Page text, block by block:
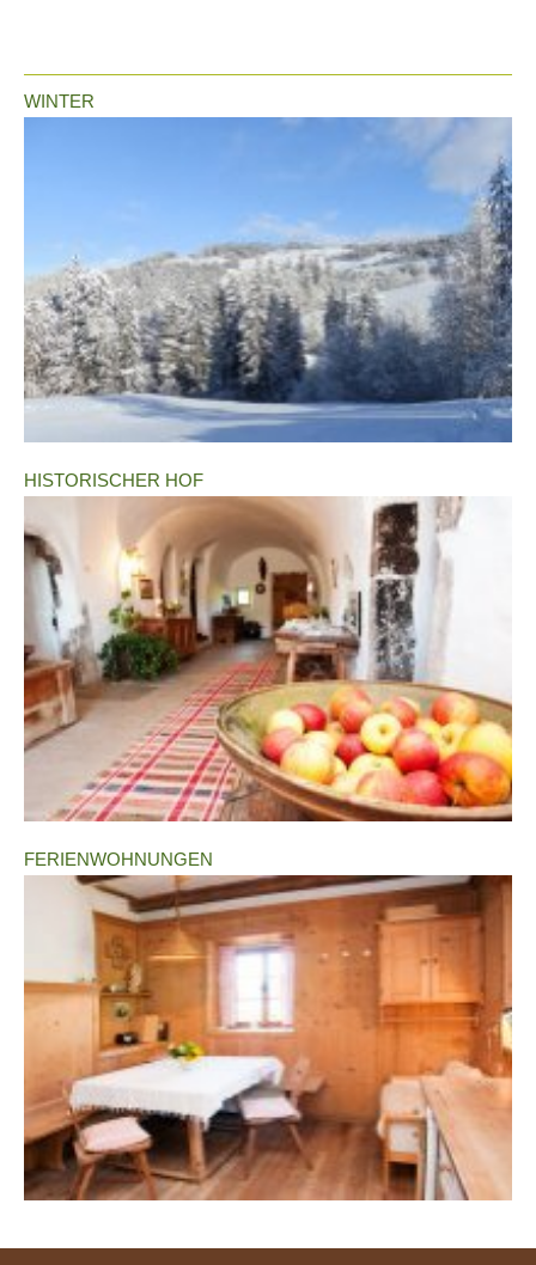
WINTER
HISTORISCHER HOF
FERIENWOHNUNGEN